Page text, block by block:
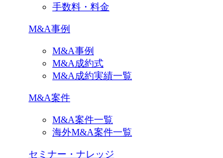
手数料・料金
M&A事例
M&A事例
M&A成約式
M&A成約実績一覧
M&A案件
M&A案件一覧
海外M&A案件一覧
セミナー・ナレッジ